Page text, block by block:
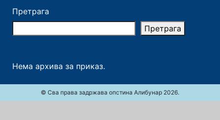
Претрага
Претрага
Нема архива за приказ.
© Сва права задржава опстина Алибунар 2026.